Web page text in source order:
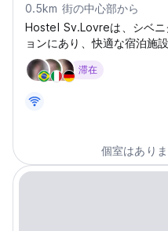
0.5km 街の中心部から
Hostel Sv.Lovreは、シベニ
ョンにあり、快適な宿泊施
滞在
個室はあり